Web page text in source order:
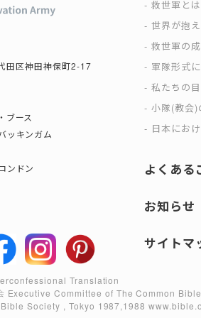
田区神田神保町2-17
ース
キンガム
ンドン
救世軍とは
世界が抱
救世軍の
軍隊形式
私たちの
小隊(教会
日本にお
よくある
お知らせ
サイトマ
Translation
Executive Committee of The Common
Society , Tokyo 1987,1988